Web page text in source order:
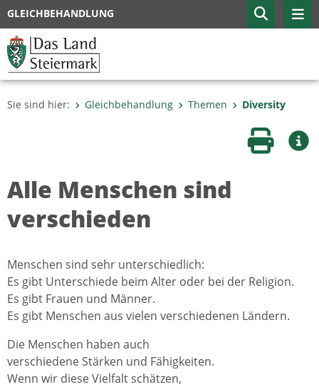
GLEICHBEHANDLUNG
Sie sind hier: Gleichbehandlung Themen Diversity
Seite
Alle Menschen sind
verschieden
Menschen sind sehr unterschiedlich:
Es gibt Unterschiede beim Alter oder bei der Religion.
Es gibt Frauen und Männer.
Es gibt Menschen aus vielen verschiedenen Ländern.
Die Menschen haben auch
verschiedene Stärken und Fähigkeiten.
Wenn wir diese Vielfalt schätzen,